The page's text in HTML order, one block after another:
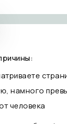
намного
человека